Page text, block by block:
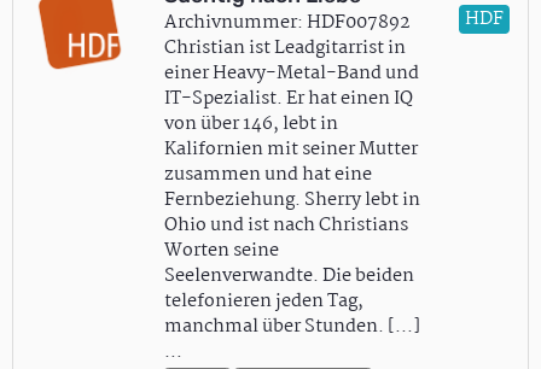
Archivnummer: HDF007892
Christian ist Leadgitarrist in
einer Heavy-Metal-Band und
IT-Spezialist. Er hat einen IQ
von über 146, lebt in
Kalifornien mit seiner Mutter
zusammen und hat eine
Fernbeziehung. Sherry lebt in
Ohio und ist nach Christians
Worten seine
Seelenverwandte. Die beiden
telefonieren jeden Tag,
manchmal über Stunden. [...]
…
HDF